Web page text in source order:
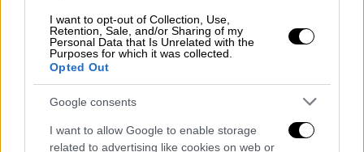
I want to opt-out of Collection, Use,
Retention, Sale, and/or Sharing of my
Personal Data that Is Unrelated with the
Purposes for which it was collected.
Opted Out
Google consents
I want to allow Google to enable storage
related to advertising like cookies on web or
Παπαδόπουλος.
Ο νέος πίνακας διαιτητών της πρώτης
κατηγορίας περιλαμβάνει 21 ρέφερι, καθώς
υπήρξαν τέσσερις προβιβασμοί από τη Super
League 2. Συγκεκριμένα, στη μεγάλη